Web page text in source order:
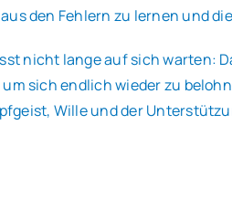
den Fehlern zu lernen und
nicht lange auf sich warten:
sich endlich wieder zu
Wille und der